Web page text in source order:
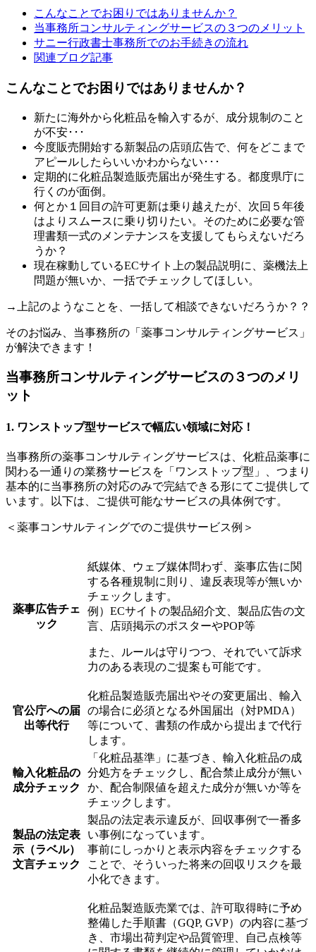
こんなことでお困りではありませんか？
当事務所コンサルティングサービスの３つのメリット
サニー行政書士事務所でのお手続きの流れ
関連ブログ記事
こんなことでお困りではありませんか？
新たに海外から化粧品を輸入するが、成分規制のこと
が不安･･･
今度販売開始する新製品の店頭広告で、何をどこまで
アピールしたらいいかわからない･･･
定期的に化粧品製造販売届出が発生する。都度県庁に
行くのが面倒。
何とか１回目の許可更新は乗り越えたが、次回５年後
はよりスムースに乗り切りたい。そのために必要な管
理書類一式のメンテナンスを支援してもらえないだろ
うか？
現在稼動しているECサイト上の製品説明に、薬機法上
問題が無いか、一括でチェックしてほしい。
→上記のようなことを、一括して相談できないだろうか？？
そのお悩み、当事務所の「薬事コンサルティングサービス」
が解決できます！
当事務所コンサルティングサービスの３つのメリ
ット
1. ワンストップ型サービスで幅広い領域に対応！
当事務所の薬事コンサルティングサービスは、化粧品薬事に
関わる一通りの業務サービスを「ワンストップ型」、つまり
基本的に当事務所の対応のみで完結できる形にてご提供して
います。以下は、ご提供可能なサービスの具体例です。
＜薬事コンサルティングでのご提供サービス例＞
薬事広告チェ
ック
紙媒体、ウェブ媒体問わず、薬事広告に関
する各種規制に則り、違反表現等が無いか
チェックします。
例）ECサイトの製品紹介文、製品広告の文
言、店頭掲示のポスターやPOP等
また、ルールは守りつつ、それでいて訴求
力のある表現のご提案も可能です。
官公庁への届
出等代行
化粧品製造販売届出やその変更届出、輸入
の場合に必須となる外国届出（対PMDA）
等について、書類の作成から提出まで代行
します。
輸入化粧品の
成分チェック
「化粧品基準」に基づき、輸入化粧品の成
分処方をチェックし、配合禁止成分が無い
か、配合制限値を超えた成分が無いか等を
チェックします。
製品の法定表
示（ラベル）
文言チェック
製品の法定表示違反が、回収事例で一番多
い事例になっています。
事前にしっかりと表示内容をチェックする
ことで、そういった将来の回収リスクを最
小化できます。
化粧品製造販売業では、許可取得時に予め
整備した手順書（GQP, GVP）の内容に基づ
き、市場出荷判定や品質管理、自己点検等